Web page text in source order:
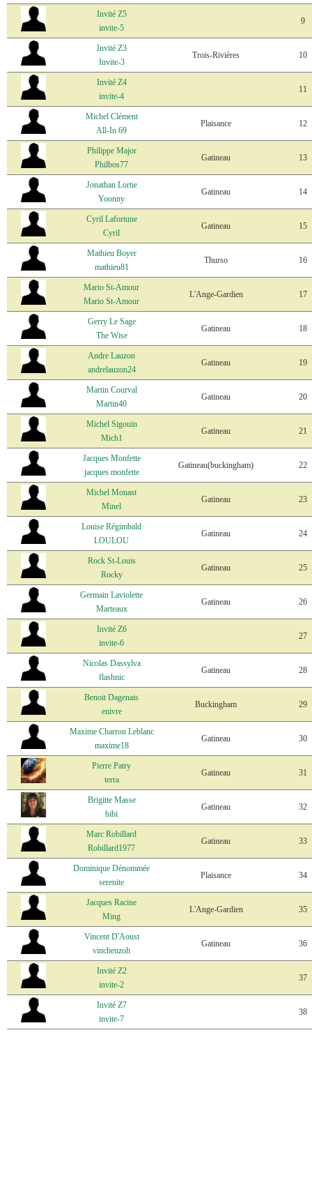
Invité Z5
invite-5
9
Invité Z3
Invite-3
Trois-Rivières 10
Invité Z4
invite-4
11
Michel Clément
All-In 69
Plaisance 12
Philippe Major
Philbos77
Gatineau 13
Jonathan Lortie
Yoonny
Gatineau 14
Cyril Lafortune
Cyril
Gatineau 15
Mathieu Boyer
mathieu81
Thurso 16
Mario St-Amour
Mario St-Amour
L'Ange-Gardien 17
Gerry Le Sage
The Wise
Gatineau 18
Andre Lauzon
andrelauzon24
Gatineau 19
Martin Courval
Martin40
Gatineau 20
Michel Sigouin
Mich1
Gatineau 21
Jacques Monfette
jacques monfette
Gatineau(buckingham) 22
Michel Monast
Minel
Gatineau 23
Louise Régimbald
LOULOU
Gatineau 24
Rock St-Louis
Rocky
Gatineau 25
Germain Laviolette
Marteaux
Gatineau 26
Invité Z6
invite-6
27
Nicolas Dassylva
flashnic
Gatineau 28
Benoit Dagenais
enivre
Buckingham 29
Maxime Charron Leblanc
maxime18
Gatineau 30
Pierre Patry
terra
Gatineau 31
Brigitte Masse
bibi
Gatineau 32
Marc Robillard
Robillard1977
Gatineau 33
Dominique Dénommée
serenite
Plaisance 34
Jacques Racine
Ming
L'Ange-Gardien 35
Vincent D'Aoust
vinchenzoh
Gatineau 36
Invité Z2
invite-2
37
Invité Z7
invite-7
38